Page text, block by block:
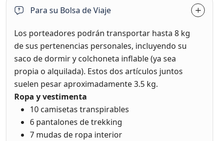
Para su Bolsa de Viaje
Los porteadores podrán transportar hasta 8 kg
de sus pertenencias personales, incluyendo su
saco de dormir y colchoneta inflable (ya sea
propia o alquilada). Estos dos artículos juntos
suelen pesar aproximadamente 3.5 kg.
Ropa y vestimenta
10 camisetas transpirables
6 pantalones de trekking
7 mudas de ropa interior